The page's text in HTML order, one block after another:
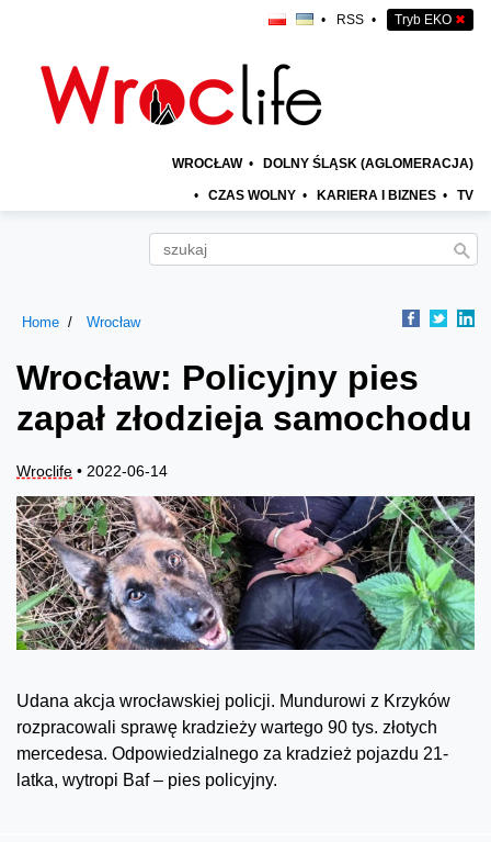
• RSS • Tryb EKO ✖
WROCŁAW • DOLNY ŚLĄSK (AGLOMERACJA)
• CZAS WOLNY • KARIERA I BIZNES • TV
Home Wrocław
Wrocław: Policyjny pies
zapał złodzieja samochodu
Wroclife • 2022-06-14
Udana akcja wrocławskiej policji. Mundurowi z Krzyków
rozpracowali sprawę kradzieży wartego 90 tys. złotych
mercedesa. Odpowiedzialnego za kradzież pojazdu 21-
latka, wytropi Baf – pies policyjny.